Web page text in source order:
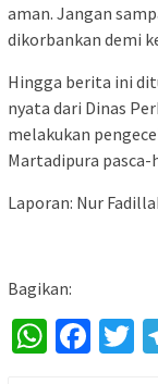
aman. Jangan
dikorbankan demi
Hingga berita ini
nyata dari Dinas
melakukan
Martadipura
Laporan: Nur
Bagikan: